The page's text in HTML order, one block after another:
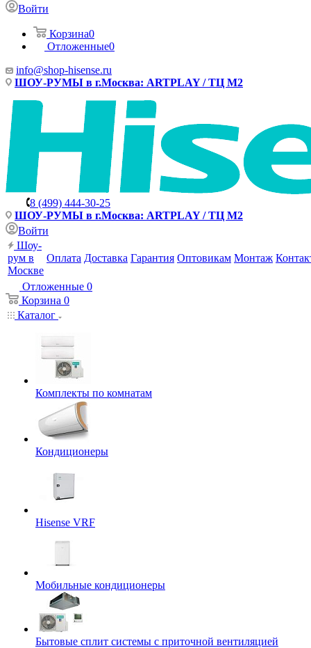
Войти
Корзина0
Отложенные0
info@shop-hisense.ru
ШОУ-РУМЫ в г.Москва: ARTPLAY / ТЦ М2
8 (499) 444-30-25
ШОУ-РУМЫ в г.Москва: ARTPLAY / ТЦ М2
Войти
Шоу-
рум в
Москве
Оплата Доставка Гарантия Оптовикам Монтаж
Отложенные 0
Корзина 0
Каталог
Комплекты по комнатам
Кондиционеры
Hisense VRF
Мобильные кондиционеры
Бытовые сплит системы с приточной вентиляцией